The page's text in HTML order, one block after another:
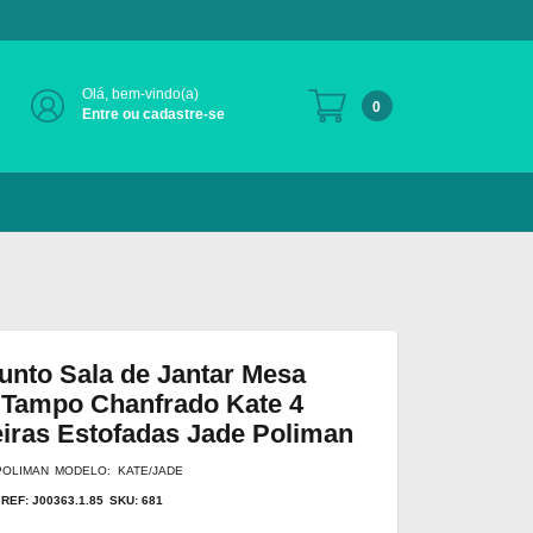
Olá, bem-vindo(a)
Entre ou cadastre-se
0
Sala de Jantar Mesa
Chanfrado Kate 4
Estofadas Jade Poliman
MODELO: KATE/JADE
REF: J00363.1.85 SKU: 681